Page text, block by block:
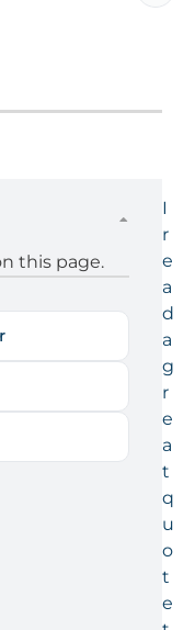
this page.
I
r
e
a
d
a
g
r
e
a
t
q
u
o
t
e